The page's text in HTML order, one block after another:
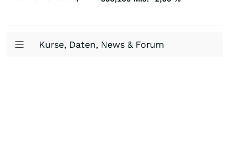
Kurse, Daten, News & Forum